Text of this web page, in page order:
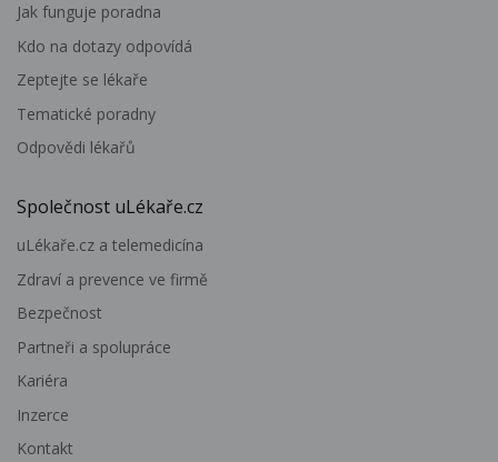
Jak funguje poradna
Kdo na dotazy odpovídá
Zeptejte se lékaře
Tematické poradny
Odpovědi lékařů
Společnost uLékaře.cz
uLékaře.cz a telemedicína
Zdraví a prevence ve firmě
Bezpečnost
Partneři a spolupráce
Kariéra
Inzerce
Kontakt